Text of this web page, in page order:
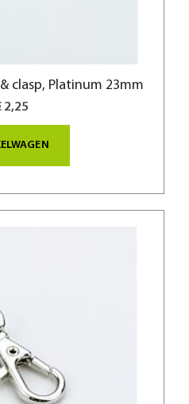
clasp, Platinum 23mm
2,25